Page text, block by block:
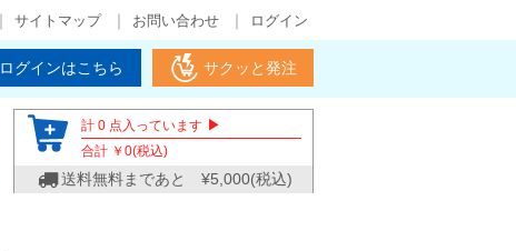
サイトマップ お問い合わせ ログイン
ログインはこちら サクッと発注
計 0 点入っています ▶
合計 ￥ 0(税込)
送料無料まであと ¥5,000(税込)